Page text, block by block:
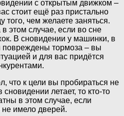
с открытым движком –
стоит ещё раз пристально
того, чем желаете заняться.
этом случае, если во сне
В сновидении у машинки, в
повреждены тормоза – вы
и для вас придётся
что к цели вы пробираться не
летает, то кто-то
в этом случае, если
не имело дверей.